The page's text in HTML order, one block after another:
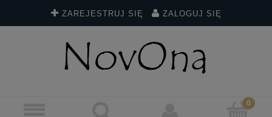
ZAREJESTRUJ SIĘ ZALOGUJ SIĘ